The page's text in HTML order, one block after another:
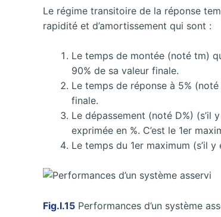
Le régime transitoire de la réponse
rapidité et d’amortissement qui sont :
Le temps de montée (noté tm)
90% de sa valeur finale.
Le temps de réponse à 5%
finale.
Le dépassement (noté D%) (s’il
exprimée en %. C’est le 1er
Le temps du 1er maximum (s’il
Fig.I.15 Performances d’un système